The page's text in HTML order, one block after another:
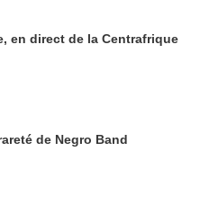
en direct de la Centrafrique
de Negro Band